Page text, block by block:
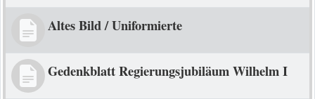
Altes Bild / Uniformierte
Gedenkblatt Regierungsjubiläum Wilhelm I